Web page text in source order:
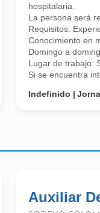
hospitalaria.
La persona será
Requisitos:
Conocimiento en
Domingo a
Lugar de trabajo:
Si se encuentra
Indefinido
Auxiliar